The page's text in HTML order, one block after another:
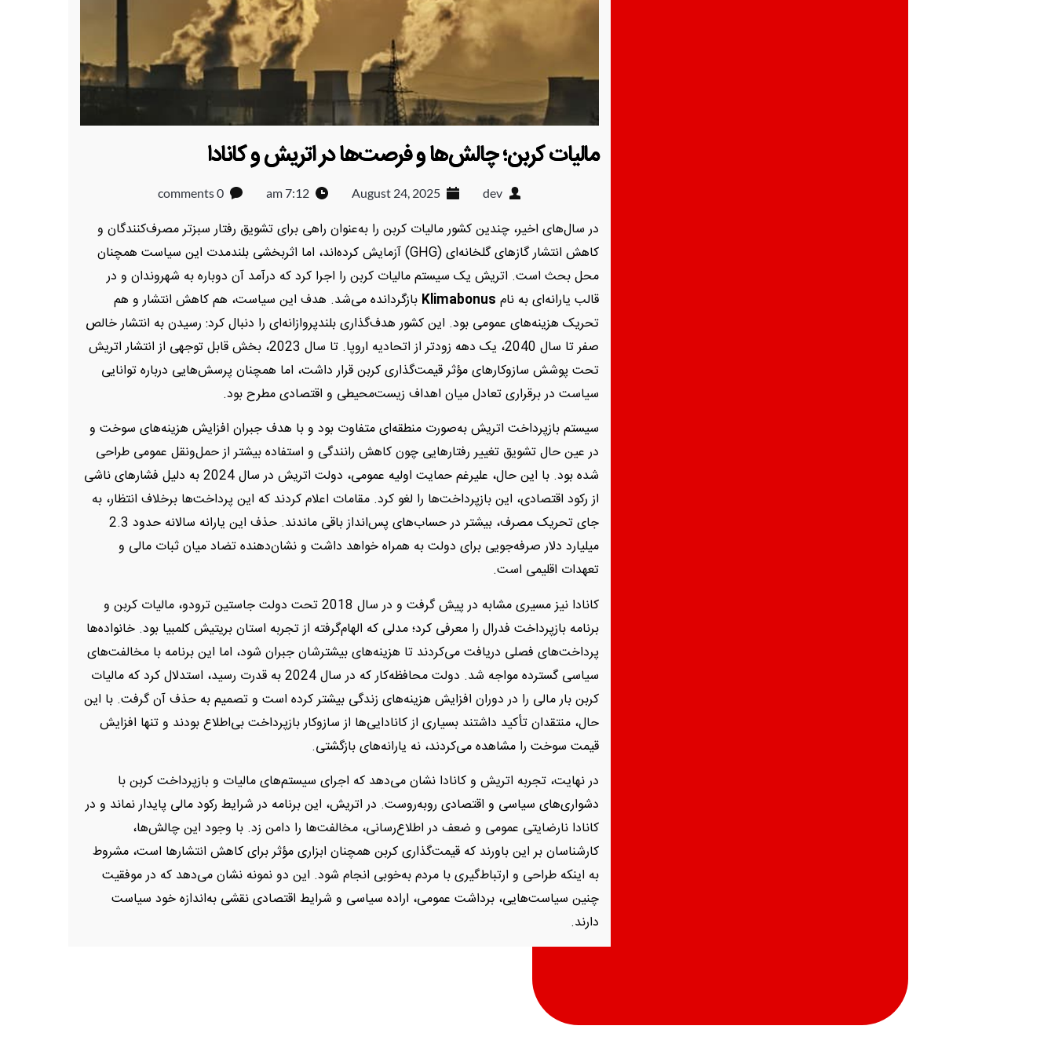
مالیات کربن؛ چالش‌ها و فرصت‌ها در اتریش و کانادا
dev
August 24, 2025
7:12 am
0 comments
در سال‌های اخیر، چندین کشور مالیات کربن را به‌عنوان راهی برای تشویق رفتار سبزتر مصرف‌کنندگان و
کاهش انتشار گازهای گلخانه‌ای (GHG) آزمایش کرده‌اند، اما اثربخشی بلندمدت این سیاست همچنان
محل بحث است. اتریش یک سیستم مالیات کربن را اجرا کرد که درآمد آن دوباره به شهروندان و در
قالب یارانه‌ای به نام Klimabonus بازگردانده می‌شد. هدف این سیاست، هم کاهش انتشار و هم
تحریک هزینه‌های عمومی بود. این کشور هدف‌گذاری بلندپروازانه‌ای را دنبال کرد: رسیدن به انتشار خالص
صفر تا سال 2040، یک دهه زودتر از اتحادیه اروپا. تا سال 2023، بخش قابل توجهی از انتشار اتریش
تحت پوشش سازوکارهای مؤثر قیمت‌گذاری کربن قرار داشت، اما همچنان پرسش‌هایی درباره توانایی
سیاست در برقراری تعادل میان اهداف زیست‌محیطی و اقتصادی مطرح بود.
سیستم بازپرداخت اتریش به‌صورت منطقه‌ای متفاوت بود و با هدف جبران افزایش هزینه‌های سوخت و
در عین حال تشویق تغییر رفتارهایی چون کاهش رانندگی و استفاده بیشتر از حمل‌ونقل عمومی طراحی
شده بود. با این حال، علیرغم حمایت اولیه عمومی، دولت اتریش در سال 2024 به دلیل فشارهای ناشی
از رکود اقتصادی، این بازپرداخت‌ها را لغو کرد. مقامات اعلام کردند که این پرداخت‌ها برخلاف انتظار، به
جای تحریک مصرف، بیشتر در حساب‌های پس‌انداز باقی ماندند. حذف این یارانه سالانه حدود 2.3
میلیارد دلار صرفه‌جویی برای دولت به همراه خواهد داشت و نشان‌دهنده تضاد میان ثبات مالی و
تعهدات اقلیمی است.
کانادا نیز مسیری مشابه در پیش گرفت و در سال 2018 تحت دولت جاستین ترودو، مالیات کربن و
برنامه بازپرداخت فدرال را معرفی کرد؛ مدلی که الهام‌گرفته از تجربه استان بریتیش کلمبیا بود. خانواده‌ها
پرداخت‌های فصلی دریافت می‌کردند تا هزینه‌های بیشترشان جبران شود، اما این برنامه با مخالفت‌های
سیاسی گسترده مواجه شد. دولت محافظه‌کار که در سال 2024 به قدرت رسید، استدلال کرد که مالیات
کربن بار مالی را در دوران افزایش هزینه‌های زندگی بیشتر کرده است و تصمیم به حذف آن گرفت. با این
حال، منتقدان تأکید داشتند بسیاری از کانادایی‌ها از سازوکار بازپرداخت بی‌اطلاع بودند و تنها افزایش
قیمت سوخت را مشاهده می‌کردند، نه یارانه‌های بازگشتی.
در نهایت، تجربه اتریش و کانادا نشان می‌دهد که اجرای سیستم‌های مالیات و بازپرداخت کربن با
دشواری‌های سیاسی و اقتصادی روبه‌روست. در اتریش، این برنامه در شرایط رکود مالی پایدار نماند و در
کانادا نارضایتی عمومی و ضعف در اطلاع‌رسانی، مخالفت‌ها را دامن زد. با وجود این چالش‌ها،
کارشناسان بر این باورند که قیمت‌گذاری کربن همچنان ابزاری مؤثر برای کاهش انتشارها است، مشروط
به اینکه طراحی و ارتباط‌گیری با مردم به‌خوبی انجام شود. این دو نمونه نشان می‌دهد که در موفقیت
چنین سیاست‌هایی، برداشت عمومی، اراده سیاسی و شرایط اقتصادی نقشی به‌اندازه خود سیاست
دارند.